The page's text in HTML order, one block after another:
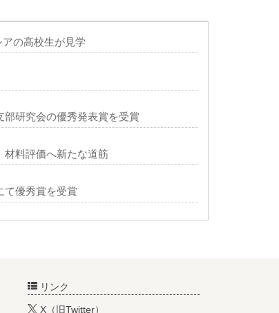
の高校生が見学
研究会の優秀発表賞を受賞
材料評価へ新たな道筋
て優秀賞を受賞
リンク
X（旧Twitter）